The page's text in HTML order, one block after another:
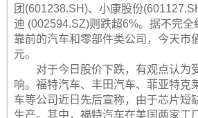
团(601238.SH)、小康股份
迪 (002594.SZ)则跌超6%。据不完全
靠前的汽车和零部件类公司，今天市
元。
对于今日股价下跌，有观点认为
响。福特汽车、丰田汽车、菲亚特克
车等公司近日先后宣称，由于芯片短
生产。其中，福特汽车在美国两家工